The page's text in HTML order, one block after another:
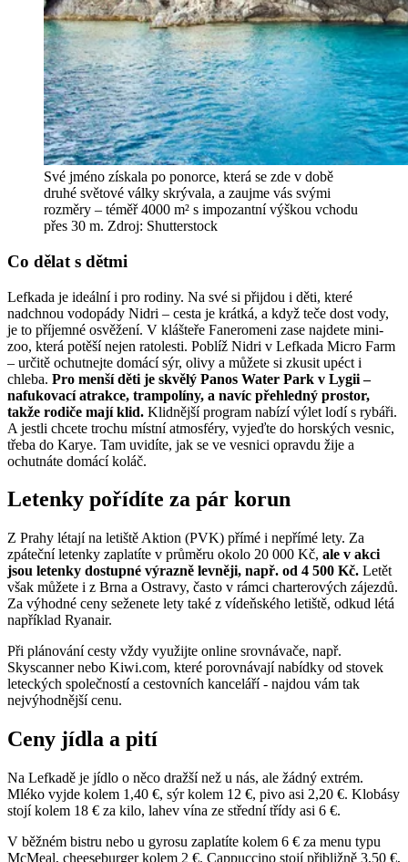
Své jméno získala po ponorce, která se zde v době
druhé světové války skrývala, a zaujme vás svými
rozměry – téměř 4000 m² s impozantní výškou vchodu
přes 30 m. Zdroj: Shutterstock
Co dělat s dětmi
Lefkada je ideální i pro rodiny. Na své si přijdou i děti, které
nadchnou vodopády Nidri – cesta je krátká, a když teče dost vody,
je to příjemné osvěžení. V klášteře Faneromeni zase najdete mini-
zoo, která potěší nejen ratolesti. Poblíž Nidri v Lefkada Micro Farm
– určitě ochutnejte domácí sýr, olivy a můžete si zkusit upéct i
chleba. Pro menší děti je skvělý Panos Water Park v Lygii –
nafukovací atrakce, trampolíny, a navíc přehledný prostor,
takže rodiče mají klid. Klidnější program nabízí výlet lodí s rybáři.
A jestli chcete trochu místní atmosféry, vyjeďte do horských vesnic,
třeba do Karye. Tam uvidíte, jak se ve vesnici opravdu žije a
ochutnáte domácí koláč.
Letenky pořídíte za pár korun
Z Prahy létají na letiště Aktion (PVK) přímé i nepřímé lety. Za
zpáteční letenky zaplatíte v průměru okolo 20 000 Kč, ale v akci
jsou letenky dostupné výrazně levněji, např. od 4 500 Kč. Letět
však můžete i z Brna a Ostravy, často v rámci charterových zájezdů.
Za výhodné ceny seženete lety také z vídeňského letiště, odkud létá
například Ryanair.
Při plánování cesty vždy využijte online srovnávače, např.
Skyscanner nebo Kiwi.com, které porovnávají nabídky od stovek
leteckých společností a cestovních kanceláří - najdou vám tak
nejvýhodnější cenu.
Ceny jídla a pití
Na Lefkadě je jídlo o něco dražší než u nás, ale žádný extrém.
Mléko vyjde kolem 1,40 €, sýr kolem 12 €, pivo asi 2,20 €. Klobásy
stojí kolem 18 € za kilo, lahev vína ze střední třídy asi 6 €.
V běžném bistru nebo u gyrosu zaplatíte kolem 6 € za menu typu
McMeal, cheeseburger kolem 2 €. Cappuccino stojí přibližně 3,50 €,